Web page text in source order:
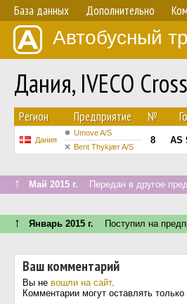
База данных Дополнительно
Автобусный
Дания, IVECO
Регион Предприятие №
Дания
Umove A/S
8 AS
Bent Thykjær A/S
↑ Май 2015 г. Передан в другое
↑ Январь 2015 г. Поступил на
Ваш комментарий
Вы не вошли на сайт.
Комментарии могут оставлять